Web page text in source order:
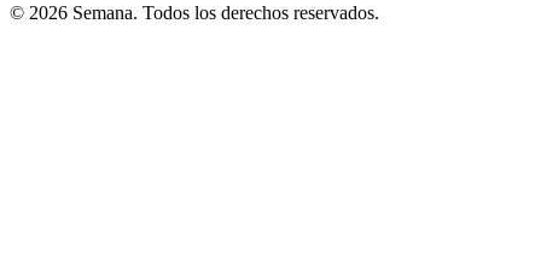
© 2026 Semana. Todos los derechos reservados.